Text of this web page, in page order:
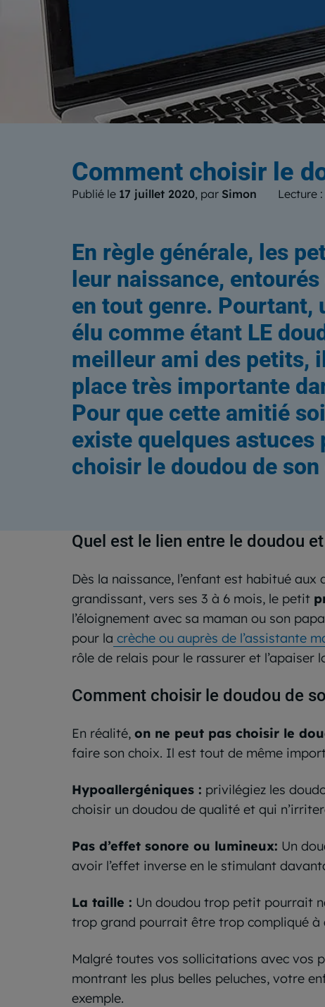
Le
Comment choisir le
Publié le 17 juillet 2020, par Simon Lecture :
En règle générale, les
leur naissance,
en tout genre. Pourtant,
élu comme étant LE
meilleur ami des petits,
place très importante
Pour que cette amitié
existe quelques astuces
choisir le doudou de
Quel est le lien entre le doudou
Dès la naissance, l’enfant est habitué
grandissant, vers ses 3 à 6 mois, le petit
l’éloignement avec sa maman ou son
pour la crèche ou auprès de l’assistante
rôle de relais pour le rassurer et l’apaiser
Comment choisir le doudou de
En réalité, on ne peut pas choisir le
faire son choix. Il est tout de même
Hypoallergéniques : privilégiez les
choisir un doudou de qualité et qui
Pas d’effet sonore ou lumineux: Un
avoir l’effet inverse en le stimulant
La taille : Un doudou trop petit pourrait
trop grand pourrait être trop compliqué à
Malgré toutes vos sollicitations avec vos
montrant les plus belles peluches, votre
exemple.